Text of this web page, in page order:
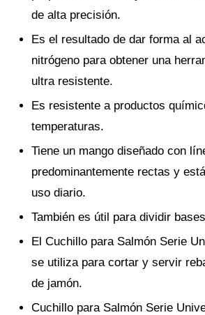
de alta precisión.
Es el resultado de dar forma al
nitrógeno para obtener una
ultra resistente.
Es resistente a productos
temperaturas.
Tiene un mango diseñado con
predominantemente rectas y
uso diario.
También es útil para dividir
El Cuchillo para Salmón Serie
se utiliza para cortar y servir
de jamón.
Cuchillo para Salmón Serie